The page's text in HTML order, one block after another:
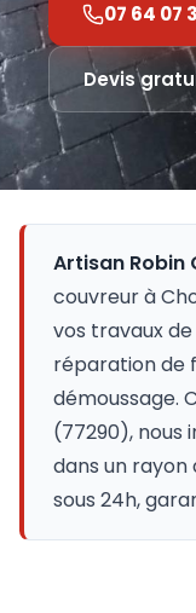
07 64 07
Devis
Artisan Robin
couvreur à
vos travaux
réparation de
démoussage.
(77290), nous
dans un rayon
sous 24h,